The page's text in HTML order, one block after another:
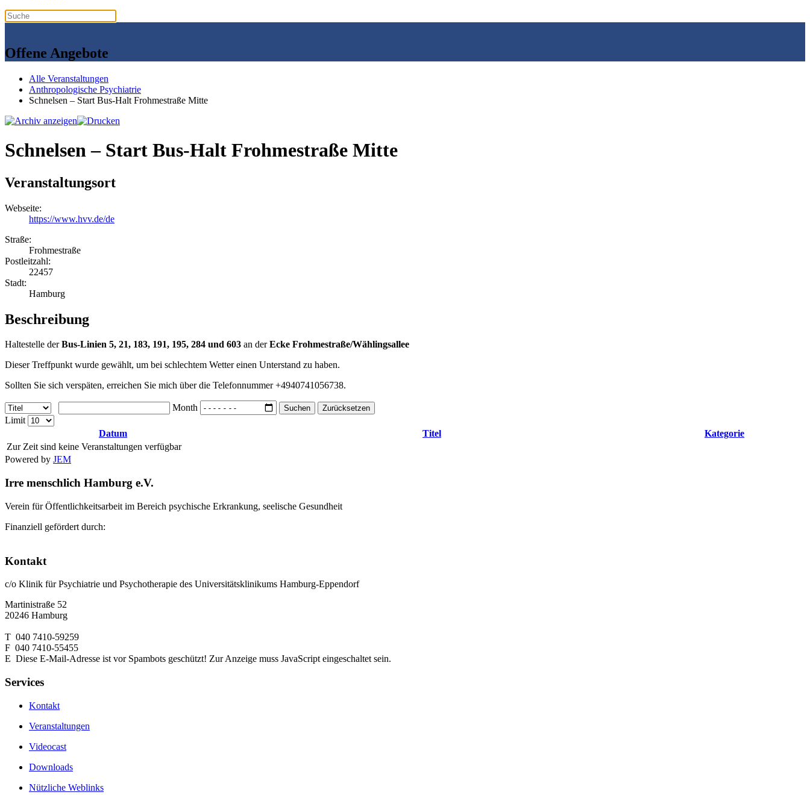
Offene Angebote
Alle Veranstaltungen
Anthropologische Psychiatrie
Schnelsen – Start Bus-Halt Frohmestraße Mitte
Schnelsen – Start Bus-Halt Frohmestraße Mitte
Veranstaltungsort
Webseite:
https://www.hvv.de/de
Straße:
Frohmestraße
Postleitzahl:
22457
Stadt:
Hamburg
Beschreibung
Haltestelle derBus-Linien 5, 21, 183, 191, 195, 284 und 603 an derEcke Frohmestraße/Wählingsallee
Dieser Treffpunkt wurde gewählt, um bei schlechtem Wetter einen Unterstand zu haben.
Sollten Sie sich verspäten, erreichen Sie mich über die Telefonnummer +4940741056738.
Month Suchen Zurücksetzen
Limit
Datum
Titel
Kategorie
Zur Zeit sind keine Veranstaltungen verfügbar
Powered by JEM
Irre menschlich Hamburg e.V.
Verein für Öffentlichkeitsarbeit im Bereich psychische Erkrankung, seelische Gesundheit
Finanziell gefördert durch:
Kontakt
c/o Klinik für Psychiatrie und Psychotherapie des Universitätsklinikums Hamburg-Eppendorf
Martinistraße 52
20246 Hamburg
T 040 7410-59259
F 040 7410-55455
E Diese E-Mail-Adresse ist vor Spambots geschützt! Zur Anzeige muss JavaScript eingeschaltet sein.
Services
Kontakt
Veranstaltungen
Videocast
Downloads
Nützliche Weblinks